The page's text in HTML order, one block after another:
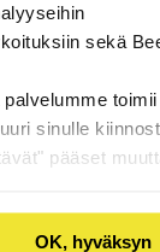
sekä
sinulle
pääset
OK, hyväksyn